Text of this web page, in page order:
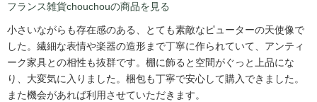
フランス雑貨chouchouの商品を見る
小さいながらも存在感のある、とても素敵なピューターの天使像で
した。繊細な表情や楽器の造形まで丁寧に作られていて、アンティ
ーク家具との相性も抜群です。棚に飾ると空間がぐっと上品にな
り、大変気に入りました。梱包も丁寧で安心して購入できました。
また機会があれば利用させていただきます。